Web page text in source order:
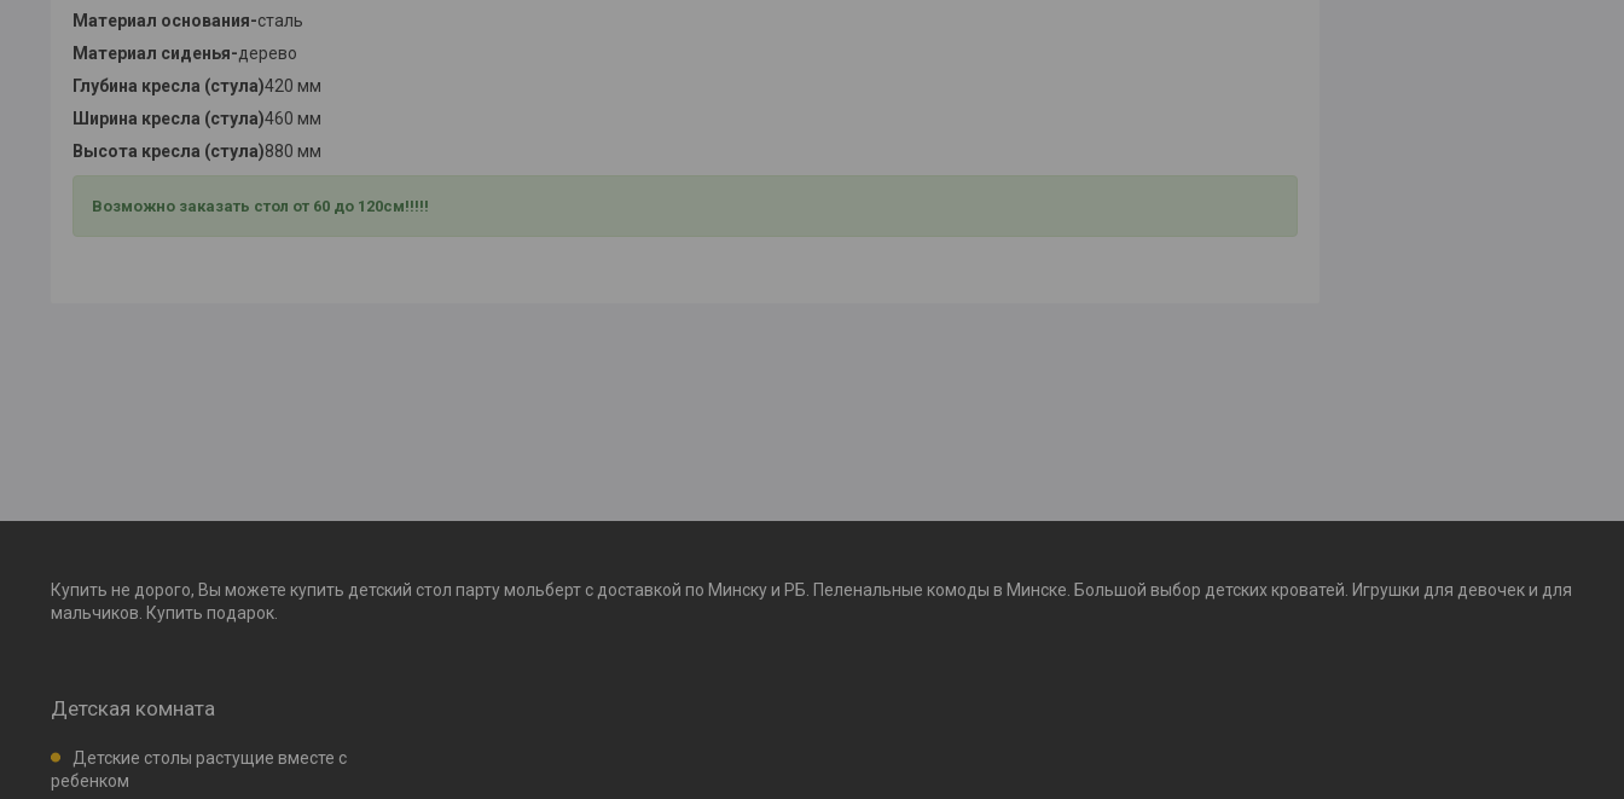
Материал основания-сталь
Материал сиденья-дерево
Глубина кресла (стула)420 мм
Ширина кресла (стула)460 мм
Высота кресла (стула)880 мм
Возможно заказать стол от 60 до 120см!!!!!
Купить не дорого, Вы можете купить детский стол парту мольберт с доставкой по Минску и РБ. Пеленальные комоды в Минске. Большой выбор детских кроватей. Игрушки для девочек и для
мальчиков. Купить подарок.
Детская комната
Детские столы растущие вместе с
ребенком